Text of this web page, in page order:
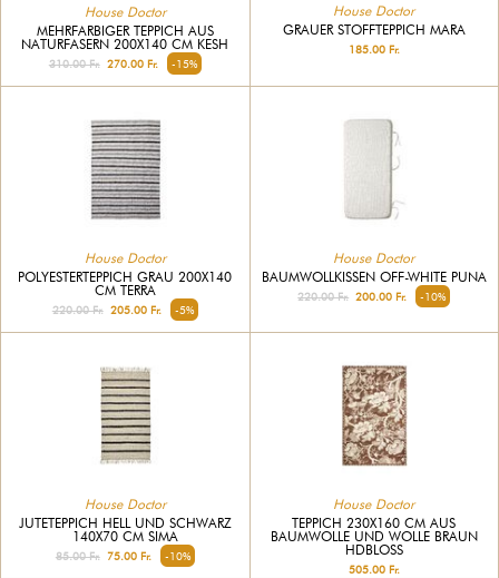
House Doctor
MEHRFARBIGER TEPPICH AUS
NATURFASERN 200X140 CM KESH
310.00 Fr.270.00 Fr. -15%
House Doctor
GRAUER STOFFTEPPICH MARA
185.00 Fr.
House Doctor
POLYESTERTEPPICH GRAU 200X140
CM TERRA
220.00 Fr.205.00 Fr. -5%
House Doctor
BAUMWOLLKISSEN OFF-WHITE PUNA
220.00 Fr. 200.00 Fr. -10%
House Doctor
JUTETEPPICH HELL UND SCHWARZ
140X70 CM SIMA
85.00 Fr.75.00 Fr. -10%
House Doctor
TEPPICH 230X160 CM AUS
BAUMWOLLE UND WOLLE BRAUN
HDBLOSS
505.00 Fr.